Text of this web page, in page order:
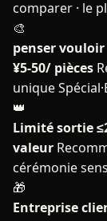
comparer · le
🎨
penser
¥5-50/ pièces
unique
👑
Limité sortie
valeur
cérémonie
🎁
Entreprise